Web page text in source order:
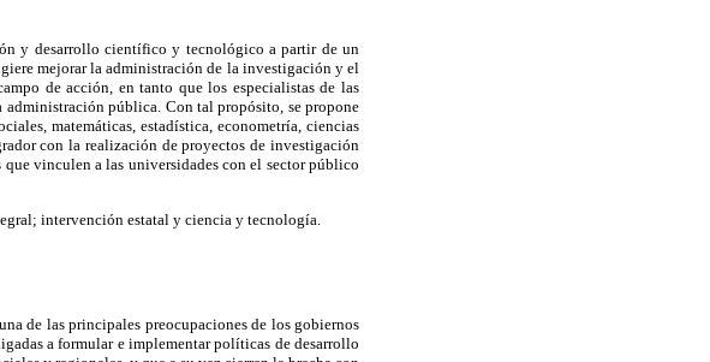
y desarrollo científico y tecnológico a partir de un
mejorar la administración de la investigación y el
de acción, en tanto que los especialistas de las
administración pública. Con tal propósito, se propone
matemáticas, estadística, econometría, ciencias
con la realización de proyectos de investigación
vinculen a las universidades con el sector público
intervención estatal y ciencia y tecnología.
de las principales preocupaciones de los gobiernos
a formular e implementar políticas de desarrollo